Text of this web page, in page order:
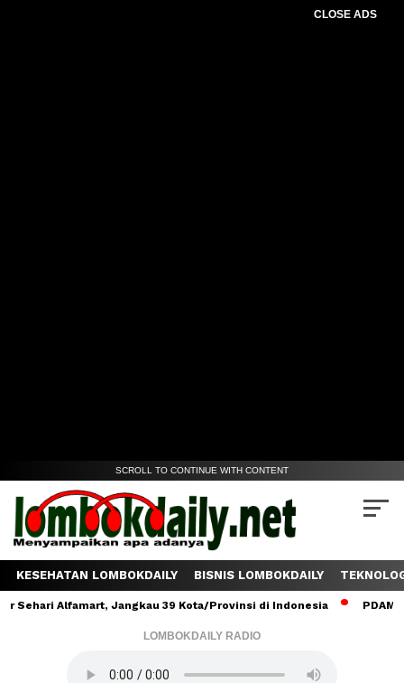
CLOSE ADS
SCROLL TO CONTINUE WITH CONTENT
KESEHATAN LOMBOKDAILY BISNIS LOMBOKDAILY
Alfamart, Jangkau 39 Kota/Provinsi di Indonesia PDAM
LOMBOKDAILY RADIO